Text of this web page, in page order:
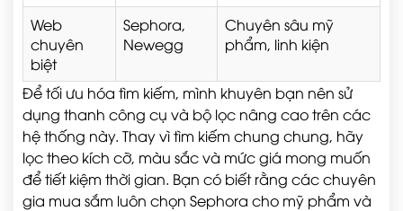
Web
chuyên
biệt
Sephora,
Newegg
Chuyên sâu mỹ
phẩm, linh kiện
Để tối ưu hóa tìm kiếm, mình khuyên bạn nên sử
dụng thanh công cụ và bộ lọc nâng cao trên các
hệ thống này. Thay vì tìm kiếm chung chung, hãy
lọc theo kích cỡ, màu sắc và mức giá mong muốn
để tiết kiệm thời gian. Bạn có biết rằng các chuyên
gia mua sắm luôn chọn Sephora cho mỹ phẩm và